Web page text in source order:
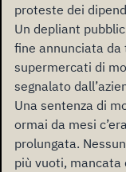
proteste dei
Un depliant
fine annunciata da
supermercati di
segnalato
Una sentenza di
ormai da mesi
prolungata.
più vuoti, mancata